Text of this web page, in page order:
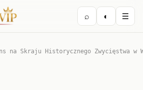
⌕ ◐ ☰
na Skraju Historycznego Zwycięstwa w